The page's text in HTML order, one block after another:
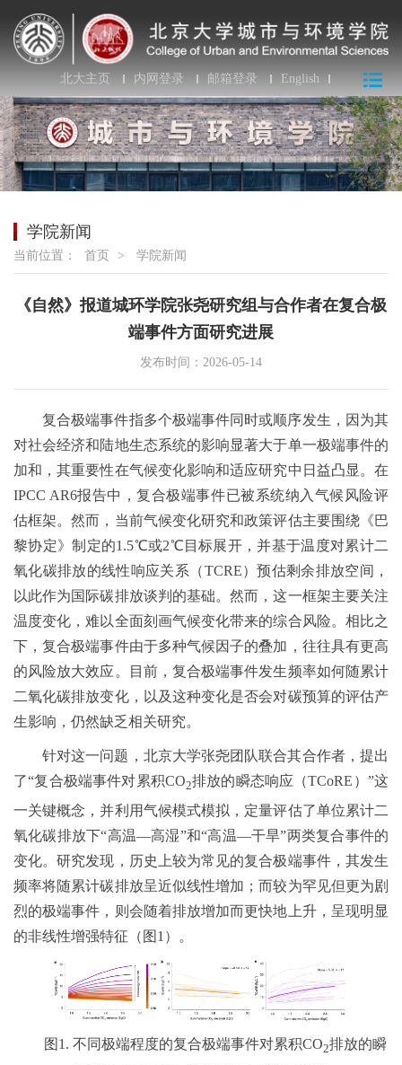
北大主页 内网登录 邮箱登录 English
学院新闻
当前位置： 首页 > 学院新闻
《自然》报道城环学院张尧研究组与合作者在复合极
端事件方面研究进展
发布时间：2026-05-14
复合极端事件指多个极端事件同时或顺序发生，因为其
对社会经济和陆地生态系统的影响显著大于单一极端事件的
加和，其重要性在气候变化影响和适应研究中日益凸显。在
IPCC AR6报告中，复合极端事件已被系统纳入气候风险评
估框架。然而，当前气候变化研究和政策评估主要围绕《巴
黎协定》制定的1.5℃或2℃目标展开，并基于温度对累计二
氧化碳排放的线性响应关系（TCRE）预估剩余排放空间，
以此作为国际碳排放谈判的基础。然而，这一框架主要关注
温度变化，难以全面刻画气候变化带来的综合风险。相比之
下，复合极端事件由于多种气候因子的叠加，往往具有更高
的风险放大效应。目前，复合极端事件发生频率如何随累计
二氧化碳排放变化，以及这种变化是否会对碳预算的评估产
生影响，仍然缺乏相关研究。
针对这一问题，北京大学张尧团队联合其合作者，提出
了“复合极端事件对累积CO2排放的瞬态响应（TCoRE）”这
一关键概念，并利用气候模式模拟，定量评估了单位累计二
氧化碳排放下“高温—高湿”和“高温—干旱”两类复合事件的
变化。研究发现，历史上较为常见的复合极端事件，其发生
频率将随累计碳排放呈近似线性增加；而较为罕见但更为剧
烈的极端事件，则会随着排放增加而更快地上升，呈现明显
的非线性增强特征（图1）。
图1. 不同极端程度的复合极端事件对累积CO2排放的瞬